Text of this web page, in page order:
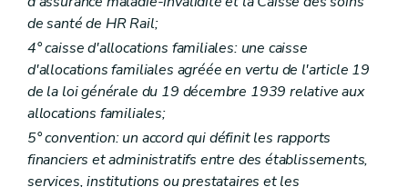
Section5
Dispositions communes aux Branches « Bien-être et Santé », « Handicap » et « Familles »
Art.22
Art.22/1
Art.22/2
Art. 22/3
Art.23
Art.24
Art.25
Art. 25/1
Art.25/2
de santé de HR Rail;
4° caisse d'allocations familiales: une caisse
d'allocations familiales agréée en vertu de l'article 19
de la loi générale du 19 décembre 1939 relative aux
allocations familiales;
5° convention: un accord qui définit les rapports
financiers et administratifs entre des établissements,
services, institutions ou prestataires et les